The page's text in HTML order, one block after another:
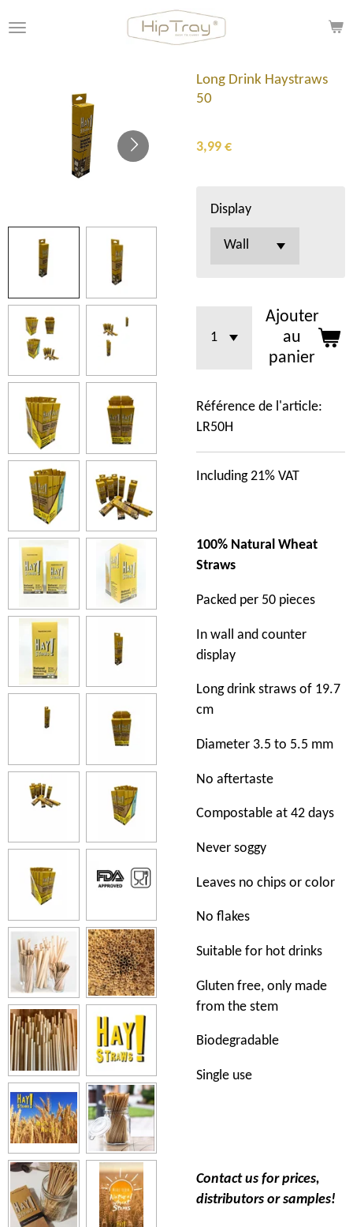
au
Long Drink Haystraws
50
3,99 €
Display
Ajouter
au
panier
Référence de l'article:
LR50H
Including 21% VAT
100% Natural Wheat
Straws
Packed per 50 pieces
In wall and counter
display
Long drink straws of 19.7
cm
Diameter 3.5 to 5.5 mm
No aftertaste
Compostable at 42 days
Never soggy
Leaves no chips or color
No flakes
Suitable for hot drinks
Gluten free, only made
from the stem
Biodegradable
Single use
Contact us for prices,
distributors or samples!